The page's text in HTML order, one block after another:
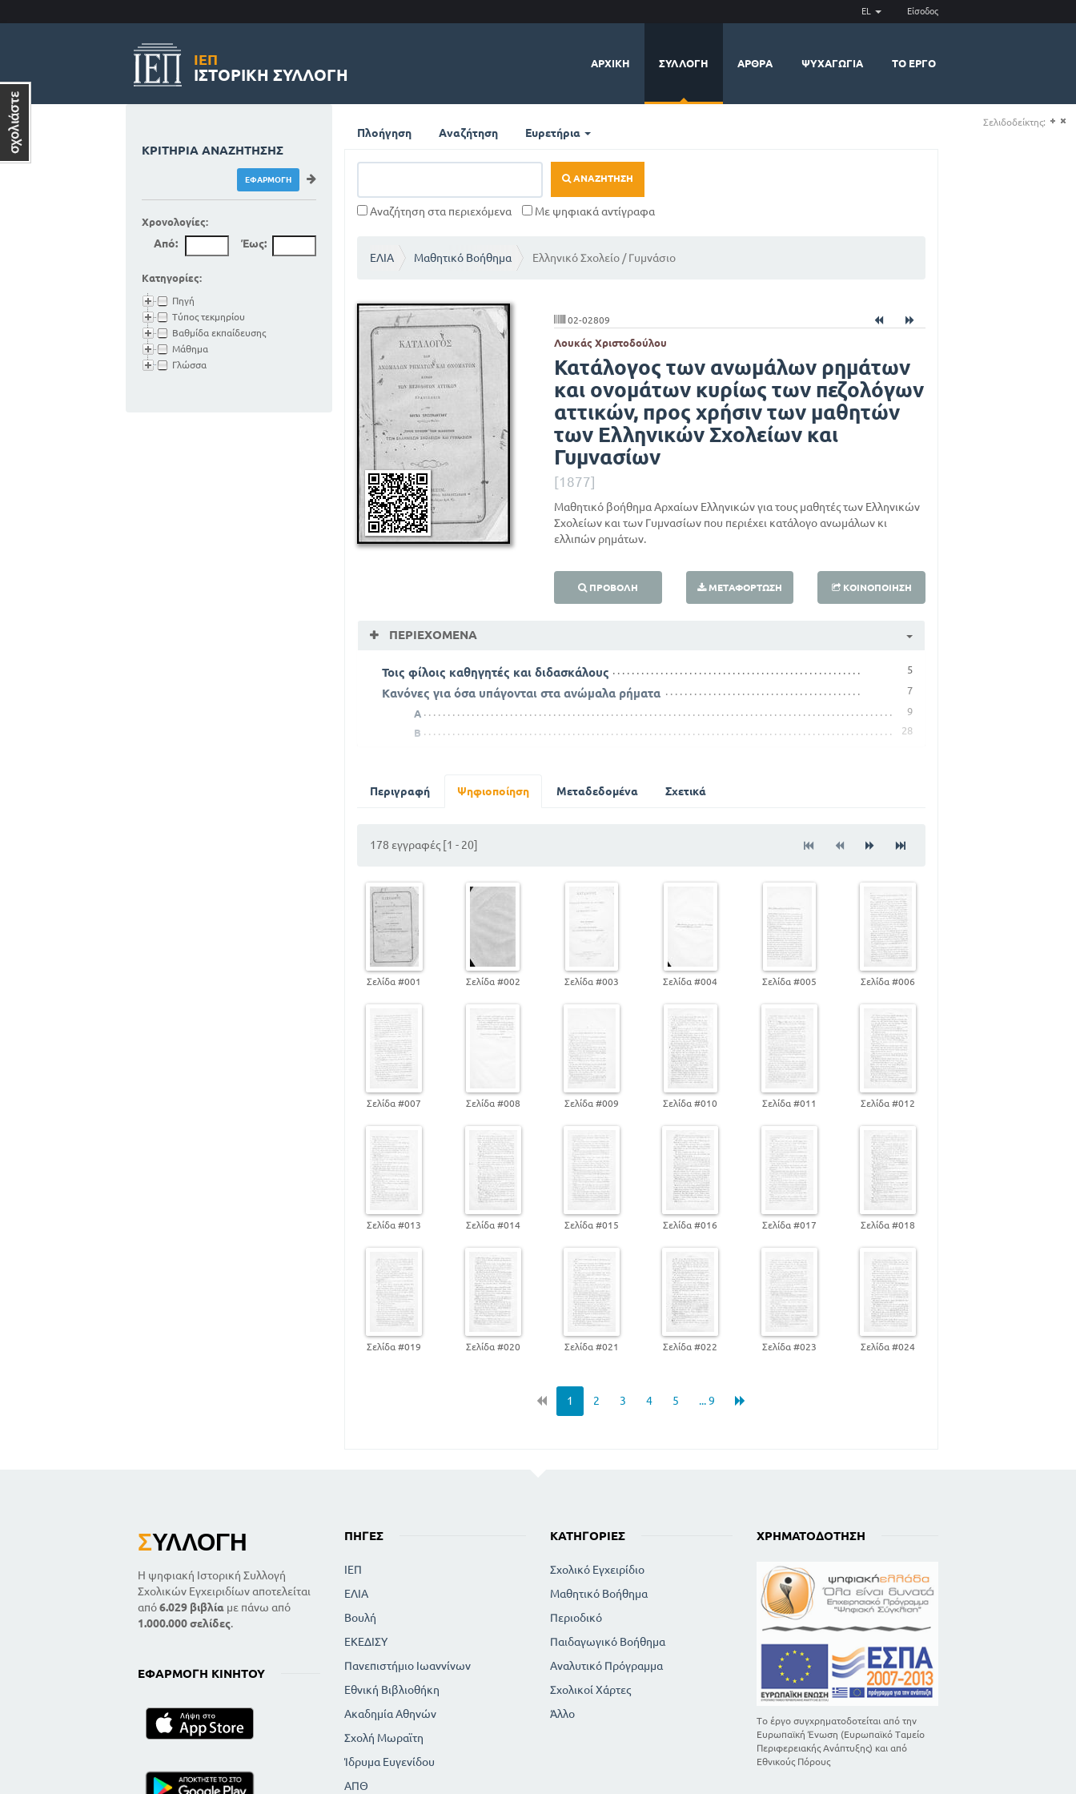
EL Είσοδος
ΙΕΠ
ΙΣΤΟΡΙΚΉ ΣΥΛΛΟΓΉ
ΑΡΧΙΚΉ ΣΥΛΛΟΓΉ ΆΡΘΡΑ ΨΥΧΑΓΩΓΊΑ ΤΟ ΈΡΓΟ
Πλοήγηση Αναζήτηση Ευρετήρια
ΑΝΑΖΉΤΗΣΗ
Αναζήτηση στα περιεχόμενα Με ψηφιακά αντίγραφα
ΕΛΙΑ Μαθητικό Βοήθημα Ελληνικό Σχολείο / Γυμνάσιο
02-02809
Λουκάς Χριστοδούλου
Κατάλογος των ανωμάλων ρημάτων
και ονομάτων κυρίως των πεζολόγων
αττικών, προς χρήσιν των μαθητών
των Ελληνικών Σχολείων και
Γυμνασίων
[1877]
Μαθητικό βοήθημα Αρχαίων Ελληνικών για τους μαθητές των Ελληνικών
Σχολείων και των Γυμνασίων που περιέχει κατάλογο ανωμάλων κι
ελλιπών ρημάτων.
ΠΡΟΒΟΛΉ ΜΕΤΑΦΌΡΤΩΣΗ ΚΟΙΝΟΠΟΊΗΣΗ
ΠΕΡΙΕΧΌΜΕΝΑ
Τοις φίλοις καθηγητές και διδασκάλους 5
Κανόνες για όσα υπάγονται στα ανώμαλα ρήματα 7
Α
9
Β
28
Ε
Θ
64
Κ
71
86
91
Ν
96
Ξ
99
Ο
100
Π
123
125
138
147
Φ
148
159
161
Ανώμαλα και ελλιπή ρήματα 163
Περιγραφή Ψηφιοποίηση Μεταδεδομένα Σχετικά
178 εγγραφές [1 - 20]
Σελίδα #001 Σελίδα #002 Σελίδα #003 Σελίδα #004 Σελίδα #005 Σελίδα #006
Σελίδα #007 Σελίδα #008 Σελίδα #009 Σελίδα #010 Σελίδα #011 Σελίδα #012
Σελίδα #013 Σελίδα #014 Σελίδα #015 Σελίδα #016 Σελίδα #017 Σελίδα #018
Σελίδα #019 Σελίδα #020 Σελίδα #021 Σελίδα #022 Σελίδα #023 Σελίδα #024
1 2 3 4 5 ... 9
ΚΡΙΤΉΡΙΑ ΑΝΑΖΉΤΗΣΗΣ
Χρονολογίες:
Από: Έως:
Κατηγορίες:
Πηγή
Τύπος τεκμηρίου
Βαθμίδα εκπαίδευσης
Μάθημα
Γλώσσα
ΣΥΛΛΟΓΉ
Η ψηφιακή Ιστορική Συλλογή
Σχολικών Εγχειριδίων αποτελείται
από6.029 βιβλία με πάνω από
1.000.000 σελίδες.
ΕΦΑΡΜΟΓΉ ΚΙΝΗΤΟΎ
ΠΗΓΈΣ
ΙΕΠ
ΕΛΙΑ
Βουλή
ΕΚΕΔΙΣΥ
Πανεπιστήμιο Ιωαννίνων
Εθνική Βιβλιοθήκη
Ακαδημία Αθηνών
Σχολή Μωραϊτη
Ίδρυμα Ευγενίδου
ΑΠΘ
ΚΑΤΗΓΟΡΊΕΣ
Σχολικό Εγχειρίδιο
Μαθητικό Βοήθημα
Περιοδικό
Παιδαγωγικό Βοήθημα
Αναλυτικό Πρόγραμμα
Σχολικοί Χάρτες
Άλλο
ΧΡΗΜΑΤΟΔΌΤΗΣΗ
Το έργο συγχρηματοδοτείται από την
Ευρωπαϊκή Ένωση (Ευρωπαϊκό Ταμείο
Περιφερειακής Ανάπτυξης) και από
Εθνικούς Πόρους
Σελιδοδείκτης: